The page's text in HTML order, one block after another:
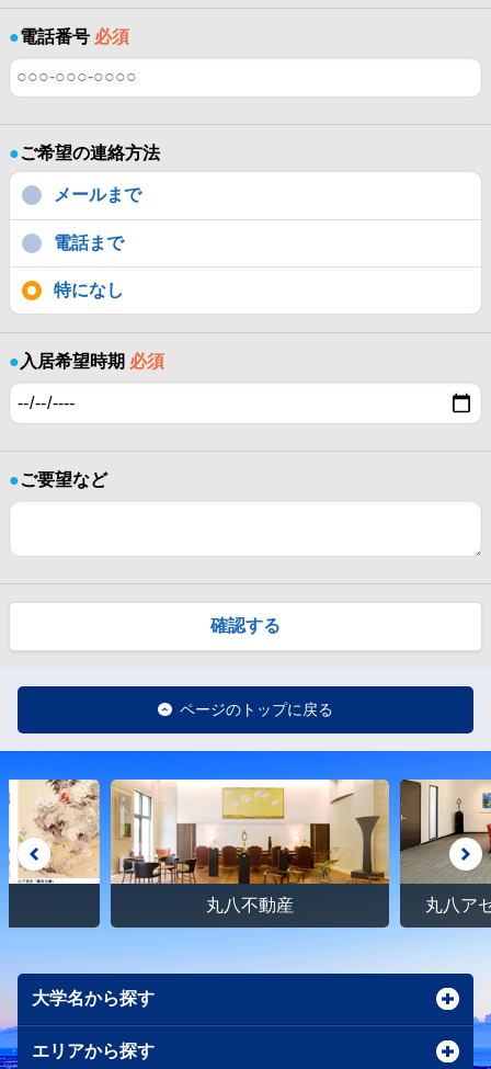
●電話番号 必須
●ご希望の連絡方法
メールまで
電話まで
特になし
●入居希望時期 必須
●ご要望など
確認する
ページのトップに戻る
丸八不動産 丸八ア
大学名から探す
エリアから探す